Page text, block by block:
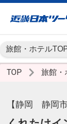
旅館・ホテル
TOP 旅館・
【静岡 静岡市